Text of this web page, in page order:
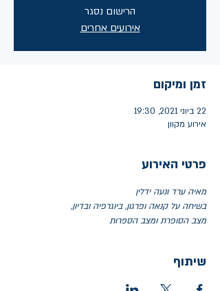
הרישום נסגר
אירועים אחרים
זמן ומיקום
22 ביוני 2021, 19:30
אירוע מקוון
פרטי האירוע
מאיה ערד ונעה ידלין
בשיחה על קנאה ופרגון, ביוגרפיה ובדיון,
מצב הסופרת ומצב הספרות
שיתוף